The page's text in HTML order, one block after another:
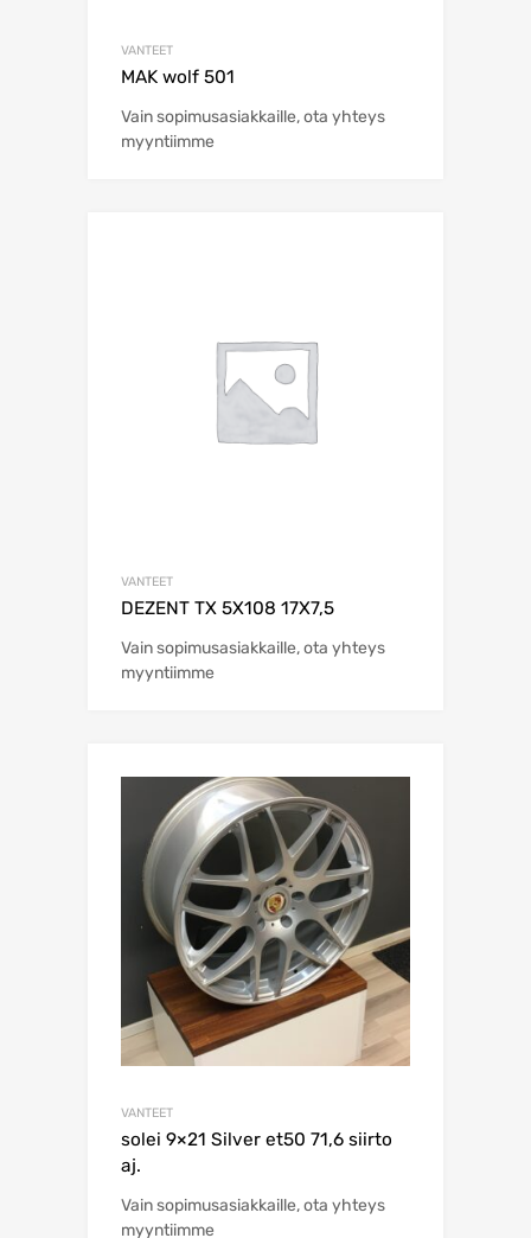
VANTEET
MAK wolf 501
Vain sopimusasiakkaille, ota yhteys
myyntiimme
VANTEET
DEZENT TX 5X108 17X7,5
Vain sopimusasiakkaille, ota yhteys
myyntiimme
VANTEET
solei 9×21 Silver et50 71,6 siirto
aj.
Vain sopimusasiakkaille, ota yhteys
myyntiimme